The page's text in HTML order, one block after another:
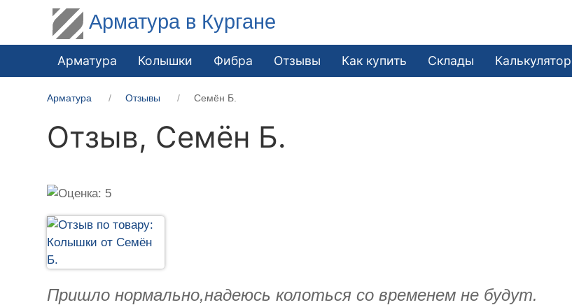
Арматура в Кургане
Арматура Колышки Фибра Отзывы Как купить Склады Калькулятор
Арматура Отзывы Семён Б.
Отзыв, Семён Б.
Пришло нормально,надеюсь колоться со временем не будут.